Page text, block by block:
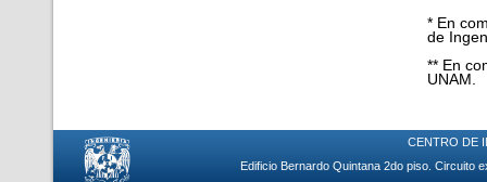
* En
de
** En
UNAM.
CENTRO DE
Edificio Bernardo Quintana 2do piso. Circuito